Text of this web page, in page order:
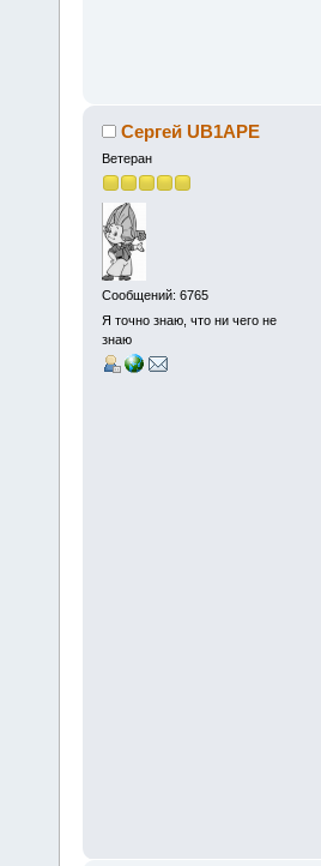
Сергей UB1APE
Ветеран
Сообщений: 6765
Я точно знаю, что ни чего не
знаю